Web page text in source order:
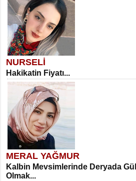
NURSELİ
Hakikatin Fiyatı...
MERAL YAĞMUR
Kalbin Mevsimlerinde Deryada Gül
Olmak...